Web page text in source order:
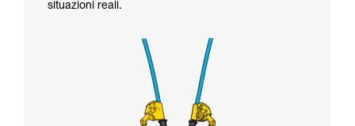
situazioni reali.